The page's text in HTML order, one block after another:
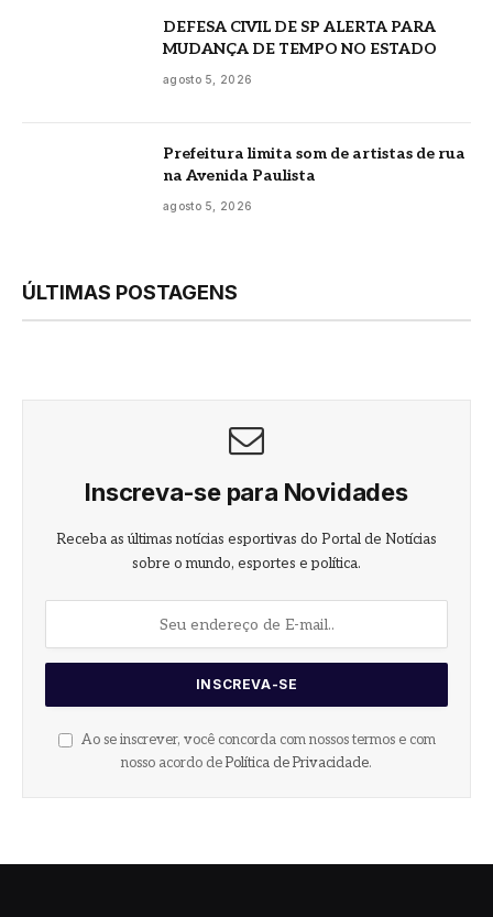
DEFESA CIVIL DE SP ALERTA PARA
MUDANÇA DE TEMPO NO ESTADO
agosto 5, 2026
Prefeitura limita som de artistas de rua
na Avenida Paulista
agosto 5, 2026
ÚLTIMAS POSTAGENS
Inscreva-se para Novidades
Receba as últimas notícias esportivas do Portal de Notícias
sobre o mundo, esportes e política.
Ao se inscrever, você concorda com nossos termos e com
nosso acordo de Política de Privacidade.